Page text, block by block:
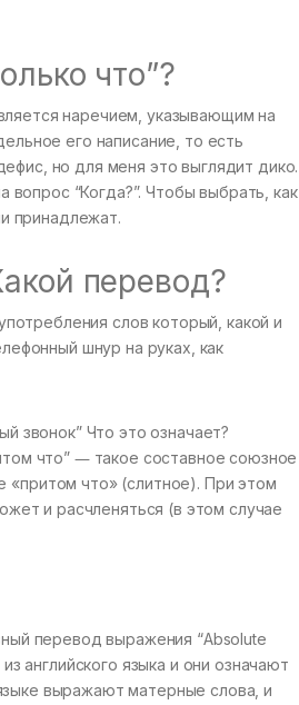
что”?
наречием, указывающим на
его написание, то есть
но для меня это выглядит дико.
вопрос “Когда?”. Чтобы выбрать, как
принадлежат.
перевод?
слов который, какой и
шнур на руках, как
звонок” Что это означает?
что” ― такое составное союзное
«притом что» (слитное). При этом
и расчленяться (в этом случае
перевод выражения “Absolute
английского языка и они означают
выражают матерные слова, и